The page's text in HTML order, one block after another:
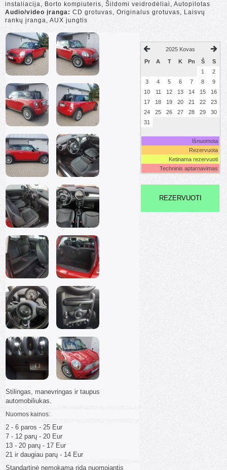
instaliacija, Borto kompiuteris, Šildomi veidrodėliai, Autopilotas
Audio/video įranga: CD grotuvas, Originalus grotuvas, Laisvų
rankų įranga, AUX jungtis
Stilingas, manevringas ir taupus
automobiliukas.
Nuomos kainos:
2 - 6 paros - 25 Eur
7 - 12 parų - 20 Eur
13 - 20 parų - 17 Eur
21 ir daugiau parų - 14 Eur
Standartinė nemokama rida nuomojantis
2025 Kovas
Pr
A T K Pn Š
S
1
2
3
4 5 6 7 8
9
10
11 12 13 14 15
16
17
18 19 20 21 22
23
24
25 26 27 28 29
30
31
Išnuomota
Rezervuota
Ketinama rezervuoti
Techninis aptarnavimas
REZERVUOTI